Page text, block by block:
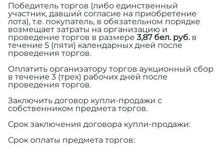
Победитель торгов (либо единственный
участник, давший согласие на приобретение
лота), т.е. покупатель, в обязательном порядке
возмещает затраты на организацию и
проведение торгов в размере 3,87 бел. руб.в
течение 5 (пяти) календарных дней после
проведения торгов.
Оплатить организатору торгов аукционный сбор
в течение 3 (трех) рабочих дней после
проведения торгов.
Заключить договор купли-продажи с
собственником предмета торгов.
Срок заключения договора купли-продажи:
Срок оплаты предмета торгов: